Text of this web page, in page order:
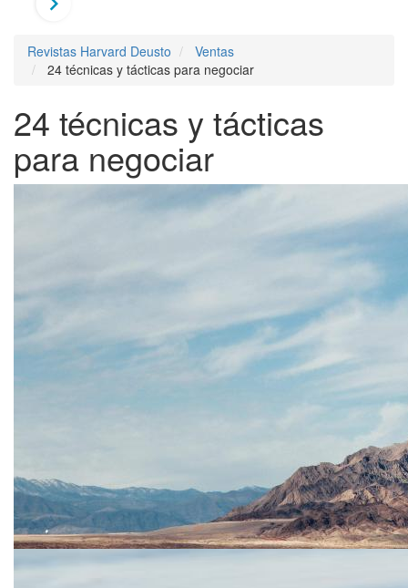
Revistas Harvard Deusto
Ventas
24 técnicas y tácticas para negociar
24 técnicas y tácticas
para negociar